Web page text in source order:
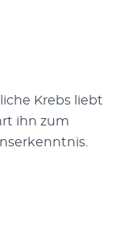
Krebs liebt
ihn zum